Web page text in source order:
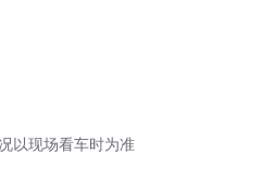
以现场看车时为准